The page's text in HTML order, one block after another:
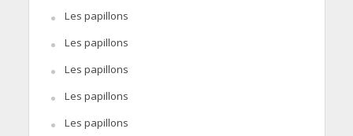
Les papillons
Les papillons
Les papillons
Les papillons
Les papillons